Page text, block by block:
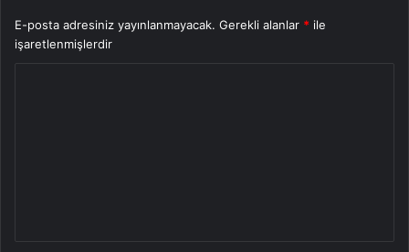
E-posta adresiniz yayınlanmayacak. Gerekli alanlar * ile
işaretlenmişlerdir